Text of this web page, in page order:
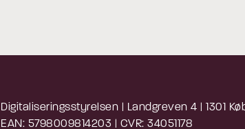
Digitaliseringsstyrelsen | Landgreven 4 | 1301
EAN: 5798009814203 | CVR: 34051178